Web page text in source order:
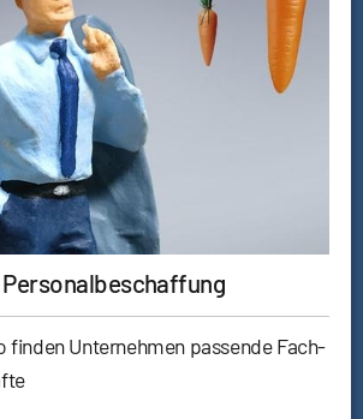
finden Unternehmen passende Fach-